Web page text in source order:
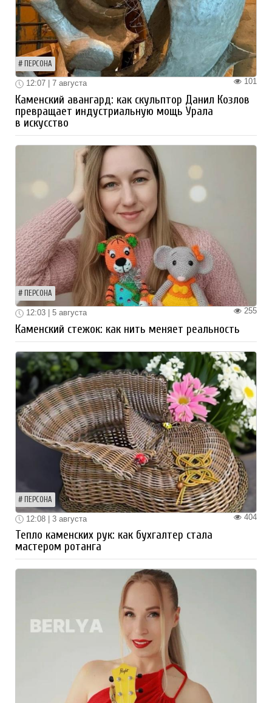
ПЕРСОНА
101
12:07 | 7 августа
Каменский авангард: как скульптор Данил Козлов
превращает индустриальную мощь Урала
в искусство
ПЕРСОНА
255
12:03 | 5 августа
Каменский стежок: как нить меняет реальность
ПЕРСОНА
404
12:08 | 3 августа
Тепло каменских рук: как бухгалтер стала
мастером ротанга